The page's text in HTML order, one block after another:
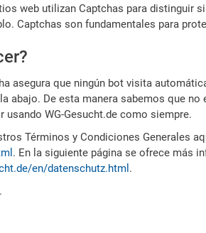
web utilizan Captchas para distinguir
Captchas son fundamentales para
asegura que ningún bot visita
abajo. De esta manera sabemos que no
usando WG-Gesucht.de como siempre.
Términos y Condiciones Generales
. En la siguiente página se ofrece más
en/datenschutz.html .